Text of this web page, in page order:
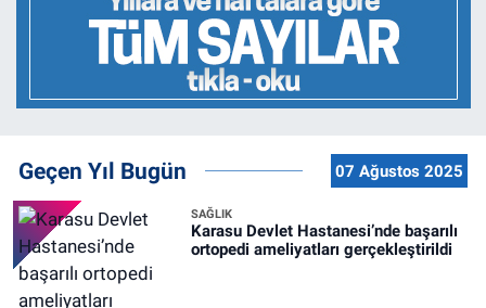
Geçen Yıl Bugün 07 Ağustos 2025
SAĞLIK
Karasu Devlet Hastanesi’nde başarılı
ortopedi ameliyatları gerçekleştirildi